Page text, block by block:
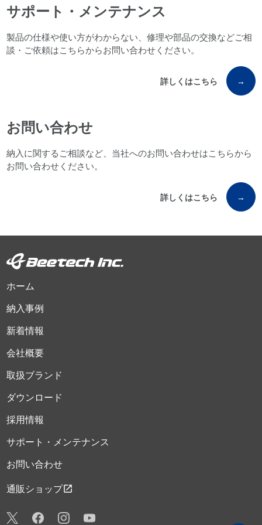
サポート・メンテナンス
製品の仕様や使い方がわからない、修理や部品の交換などご相
談・ご依頼はこちらからお問い合わせください。
詳しくはこちら →
お問い合わせ
納入に関するご相談など、当社へのお問い合わせはこちらから
お問い合わせください。
詳しくはこちら →
ホーム
納入事例
新着情報
会社概要
取扱ブランド
ダウンロード
採用情報
サポート・メンテナンス
お問い合わせ
通販ショップopen_in_new